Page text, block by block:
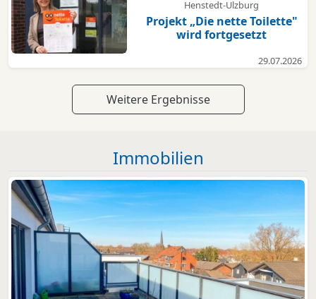
Henstedt-Ulzburg
Projekt „Die nette Toilette"
wird fortgesetzt
29.07.2026
Weitere Ergebnisse
Immobilien